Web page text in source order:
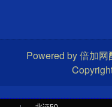
Powered by倍加网